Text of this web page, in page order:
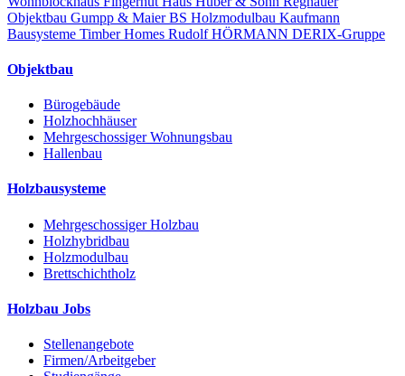
Objektbau Gumpp & MaierBS Holzmodulbau Kaufmann
Bausysteme Timber Homes Rudolf HÖRMANN DERIX-Gruppe
Objektbau
Bürogebäude
Holzhochhäuser
Mehrgeschossiger Wohnungsbau
Hallenbau
Holzbausysteme
Mehrgeschossiger Holzbau
Holzhybridbau
Holzmodulbau
Brettschichtholz
Holzbau Jobs
Stellenangebote
Firmen/Arbeitgeber